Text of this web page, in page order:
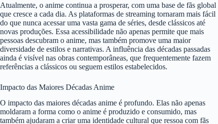
Atualmente, o anime continua a prosperar, com uma base de fãs global
que cresce a cada dia. As plataformas de streaming tornaram mais fácil
do que nunca acessar uma vasta gama de séries, desde clássicos até
novas produções. Essa acessibilidade não apenas permite que mais
pessoas descubram o anime, mas também promove uma maior
diversidade de estilos e narrativas. A influência das décadas passadas
ainda é visível nas obras contemporâneas, que frequentemente fazem
referências a clássicos ou seguem estilos estabelecidos.
Impacto das Maiores Décadas Anime
O impacto das maiores décadas anime é profundo. Elas não apenas
moldaram a forma como o anime é produzido e consumido, mas
também ajudaram a criar uma identidade cultural que ressoa com fãs